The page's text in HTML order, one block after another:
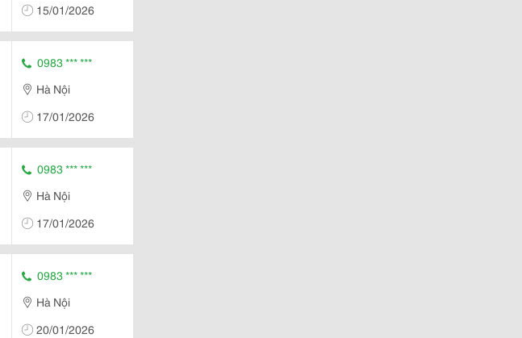
15/01/2026
0983 *** ***
Hà Nội
17/01/2026
0983 *** ***
Hà Nội
17/01/2026
0983 *** ***
Hà Nội
20/01/2026